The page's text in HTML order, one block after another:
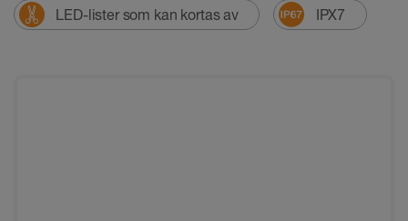
LED-lister som kan kortas av IPX7